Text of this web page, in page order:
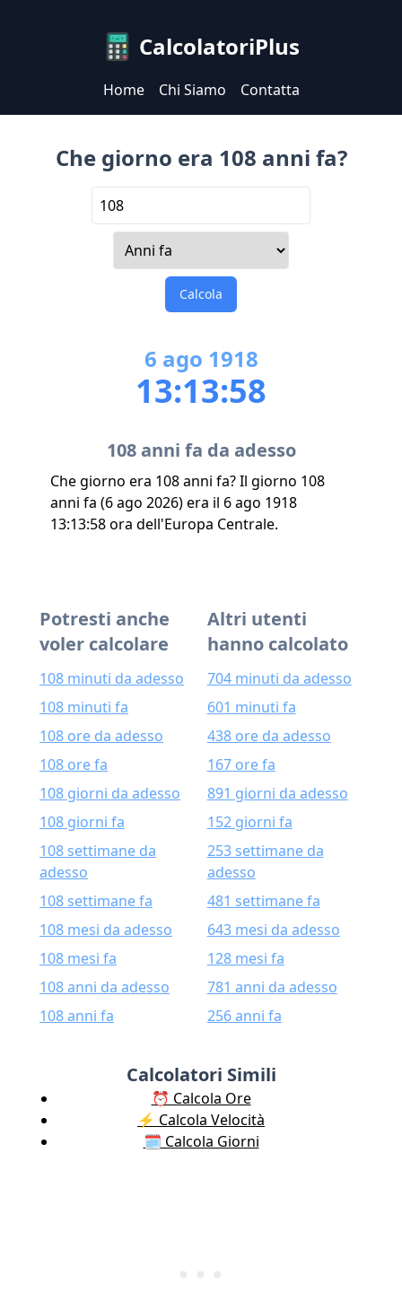
CalcolatoriPlus
Home Chi Siamo Contatta
Che giorno era 108 anni fa?
Calcola
6 ago 1918
13:13:58
108 anni fa da adesso
Che giorno era 108 anni fa? Il giorno 108
anni fa (6 ago 2026) era il 6 ago 1918
13:13:58 ora dell'Europa Centrale.
Potresti anche
voler calcolare
108 minuti da adesso
108 minuti fa
108 ore da adesso
108 ore fa
108 giorni da adesso
108 giorni fa
108 settimane da
adesso
108 settimane fa
108 mesi da adesso
108 mesi fa
108 anni da adesso
108 anni fa
Altri utenti
hanno calcolato
704 minuti da adesso
601 minuti fa
438 ore da adesso
167 ore fa
891 giorni da adesso
152 giorni fa
253 settimane da
adesso
481 settimane fa
643 mesi da adesso
128 mesi fa
781 anni da adesso
256 anni fa
Calcolatori Simili
⏰ Calcola Ore
⚡️ Calcola Velocità
🗓️ Calcola Giorni